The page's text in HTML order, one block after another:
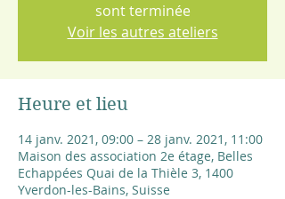
sont terminée
Voir les autres ateliers
Heure et lieu
14 janv. 2021, 09:00 – 28 janv. 2021, 11:00
Maison des association 2e étage, Belles
Echappées Quai de la Thièle 3, 1400
Yverdon-les-Bains, Suisse